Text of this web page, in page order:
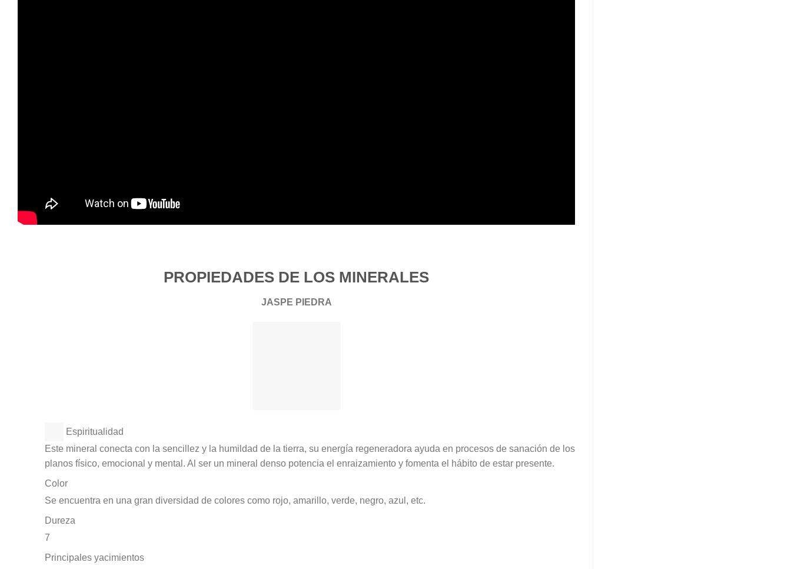
PROPIEDADES DE LOS MINERALES
JASPE PIEDRA
Espiritualidad
Este mineral conecta con la sencillez y la humildad de la tierra, su energía regeneradora ayuda en procesos de sanación de los
planos físico, emocional y mental. Al ser un mineral denso potencia el enraizamiento y fomenta el hábito de estar presente.
Color
Se encuentra en una gran diversidad de colores como rojo, amarillo, verde, negro, azul, etc.
Dureza
7
Principales yacimientos